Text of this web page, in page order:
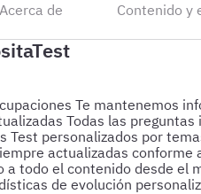
Acerca de Contenido y
Te mantenemos
Todas las
Test personalizados por
actualizadas
a todo el contenido desde el
de evolución